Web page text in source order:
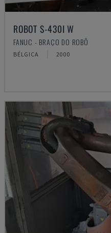
ROBOT S-430I W
FANUC - BRAÇO DO ROBÔ
BÉLGICA 2000